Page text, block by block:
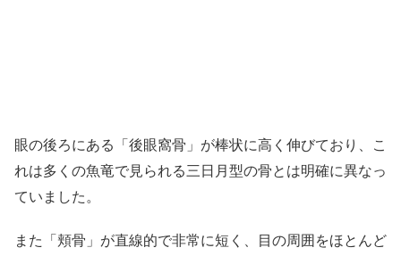
眼の後ろにある「後眼窩骨」が棒状に高く伸びており、こ
れは多くの魚竜で見られる三日月型の骨とは明確に異なっ
ていました。
また「頬骨」が直線的で非常に短く、目の周囲をほとんど